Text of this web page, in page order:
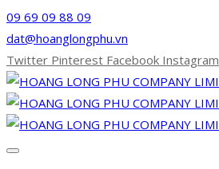
09 69 09 88 09
dat@hoanglongphu.vn
Twitter Pinterest Facebook Instagram